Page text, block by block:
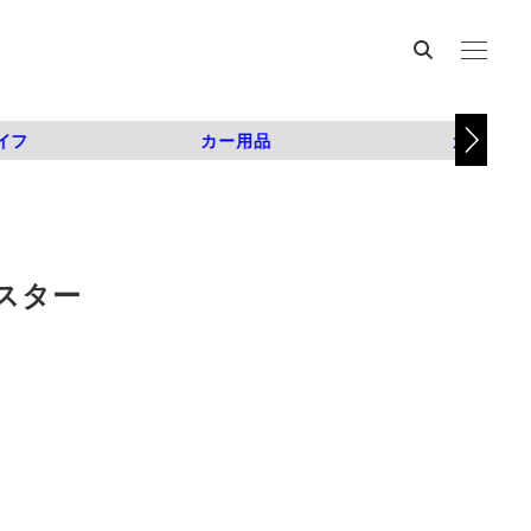
フ カー用品 カスタム
ター